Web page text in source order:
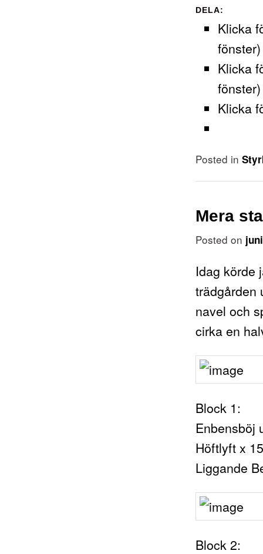
DELA:
Klicka
fönster)
Klicka
fönster)
Klicka
Posted in
Mera
Posted on
Idag körde
trädgården
navel och
cirka en
Block 1:
Enbensböj
Höftlyft x
Liggande
Block 2: